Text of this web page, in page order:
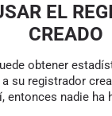
EL
CREADO
obtener
su registrador
entonces nadie ha